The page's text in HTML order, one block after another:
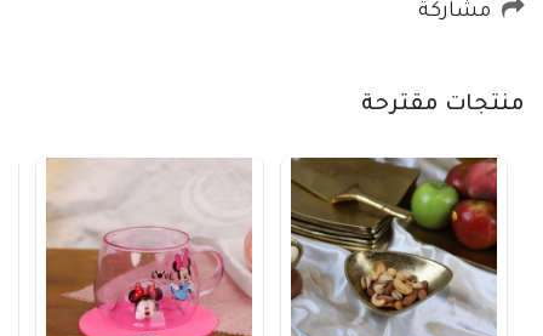
مشاركة
منتجات مقترحة